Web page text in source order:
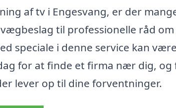
af tv i Engesvang, er der
til professionelle råd
speciale i denne service kan
for at finde et firma nær dig,
lever op til dine forventninger.